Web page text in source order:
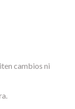
cambios ni